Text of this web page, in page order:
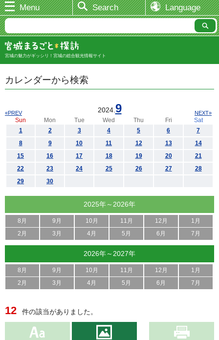
Menu Search Language
宮城の魅力がギッシリ！宮城の総合観光情報サイト
カレンダーから検索
2024. 9
«PREV NEXT»
Sun Mon Tue Wed Thu Fri
Sat
1
2 3 4 5 6
7
8
9 10 11 12 13
14
15
16 17 18 19 20
21
22
23 24 25 26 27
28
29
30
2025年～2026年
8月 9月 10月 11月 12月
1月
2月
3月 4月 5月 6月 7月
2026年～2027年
8月 9月 10月 11月 12月
1月
2月
3月 4月 5月 6月 7月
12 件の該当がありました。